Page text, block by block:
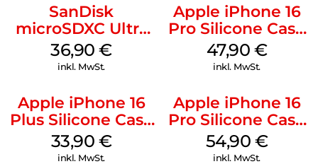
SanDisk
microSDXC Ultra
128 GB + Adapter
Mobile
36,90€
inkl. MwSt.
Apple iPhone 16
Pro Silicone Case
MagSafe Denim
47,90 €
inkl. MwSt.
Apple iPhone 16
Plus Silicone Case
MagSafe Lake
Green
33,90 €
inkl. MwSt.
Apple iPhone 16
Pro Silicone Case
MagSafe Black
54,90 €
inkl. MwSt.